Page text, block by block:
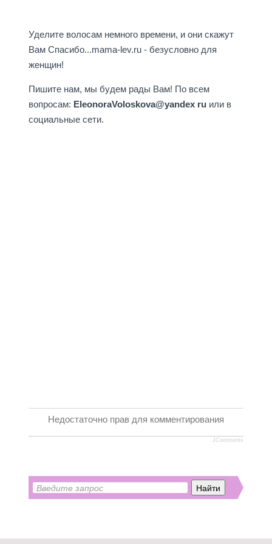
Уделите волосам немного времени, и они скажут
Вам Спасибо...mama-lev.ru - безусловно для
женщин!
Пишите нам, мы будем рады Вам! По всем
вопросам: EleonoraVoloskova@yandex ru или в
социальные сети.
Недостаточно прав для комментирования
JComments